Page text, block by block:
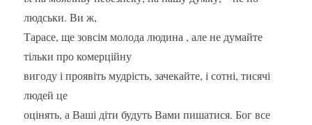
людськи. Ви ж,
Тарасе, ще зовсім молода людина , але не думайте
тільки про комерційну
вигоду і проявіть мудрість, зачекайте, і сотні, тисячі
людей це
оцінять, а Ваші діти будуть Вами пишатися. Бог все